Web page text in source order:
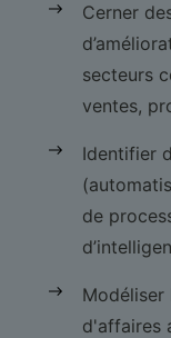
Cerner
secteurs
ventes,
Identifier
de
Modéliser
d'affaires